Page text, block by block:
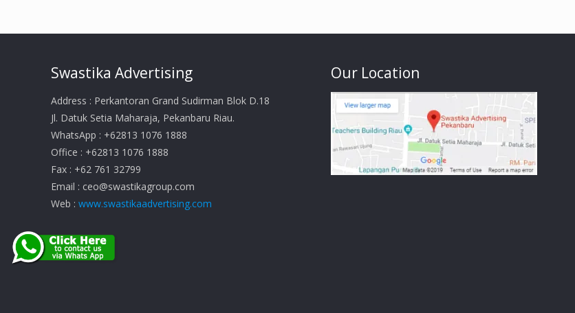
Swastika Advertising
Address : Perkantoran Grand Sudirman Blok D.18
Jl. Datuk Setia Maharaja, Pekanbaru Riau.
WhatsApp : +62813 1076 1888
Office : +62813 1076 1888
Fax : +62 761 32799
Email : ceo@swastikagroup.com
Web : www.swastikaadvertising.com
Our Location